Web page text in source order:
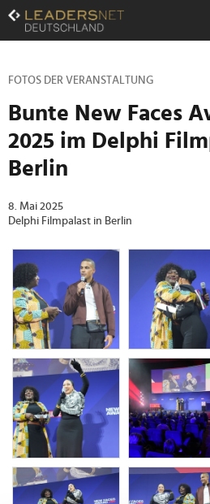
Zum
Inhalt
Zur
Navigation
Hauptnavigation
FOTOS DER VERANSTALTUNG
Bunte New Faces
2025 im Delphi
Berlin
8. Mai 2025
Delphi Filmpalast in Berlin